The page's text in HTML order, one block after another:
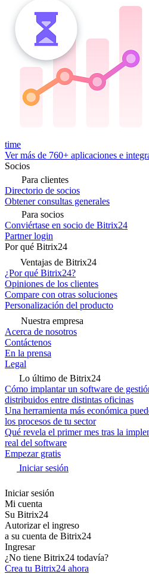
time
Ver más de 760+ aplicaciones e
Socios
Para clientes
Directorio de socios
Obtener consultas generales
Para socios
Conviértase en socio de Bitrix24
Partner login
Por qué Bitrix24
Ventajas de Bitrix24
¿Por qué Bitrix24?
Opiniones de los clientes
Compare con otras soluciones
Personalización del producto
Nuestra empresa
Acerca de nosotros
Contáctenos
En la prensa
Legal
Lo último de Bitrix24
Cómo implantar un software de
distribuidos entre distintas oficinas
Una herramienta más económica
los procesos de tu sector
Qué revela el primer mes tras la
real del software
Empezar gratis
Iniciar sesión
Iniciar sesión
Mi cuenta
Su Bitrix24
Autorizar el ingreso
a su cuenta de Bitrix24
Ingresar
¿No tiene Bitrix24 todavía?
Crea tu Bitrix24 ahora